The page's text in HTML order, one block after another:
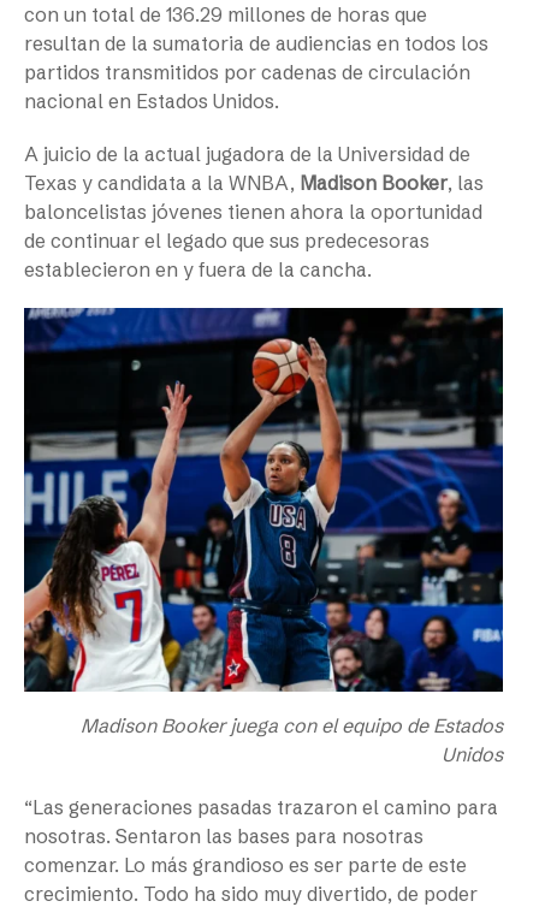
con un total de 136.29 millones de horas que
resultan de la sumatoria de audiencias en todos los
partidos transmitidos por cadenas de circulación
nacional en Estados Unidos.
A juicio de la actual jugadora de la Universidad de
Texas y candidata a la WNBA, Madison Booker, las
baloncelistas jóvenes tienen ahora la oportunidad
de continuar el legado que sus predecesoras
establecieron en y fuera de la cancha.
Madison Booker juega con el equipo de Estados
Unidos
“Las generaciones pasadas trazaron el camino para
nosotras. Sentaron las bases para nosotras
comenzar. Lo más grandioso es ser parte de este
crecimiento. Todo ha sido muy divertido, de poder